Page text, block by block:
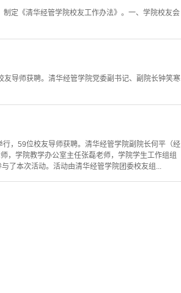
定《清华经管学院校友工作办法》。一、学院校友会
导师获聘。清华经管学院党委副书记、副院长钟笑寒
，59位校友导师获聘。清华经管学院副院长何平（经
，学院教学办公室主任张磊老师，学院学生工作组组
了本次活动。活动由清华经管学院团委校友组...